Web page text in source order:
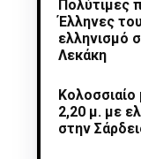
Πολύτιμες
Έλληνες
ελληνισμό
Λεκάκη
2,20 μ. με
στην